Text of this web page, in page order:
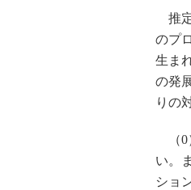
推
のプ
生ま
の発
りの
（0
い。
ショ